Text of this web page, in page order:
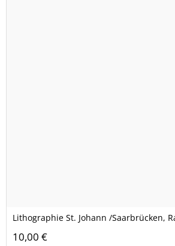
Lithographie St. Johann /Saarbrücken,
10,00 €